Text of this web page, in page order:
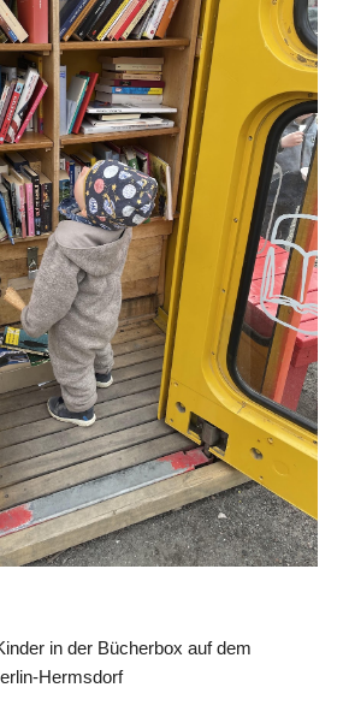
in der Bücherbox auf dem
Hermsdorf